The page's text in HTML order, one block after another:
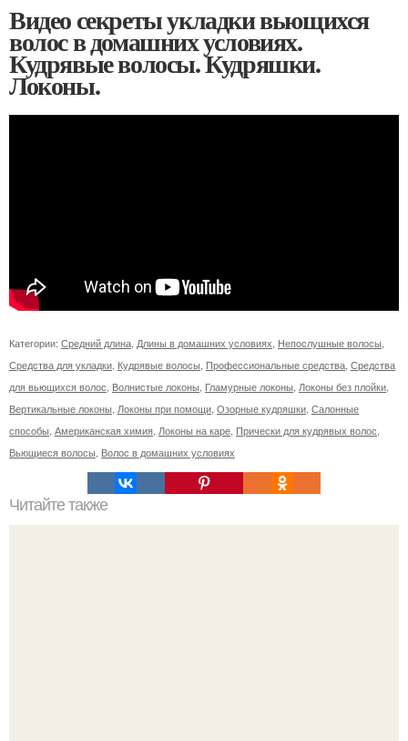
Видео секреты укладки вьющихся
волос в домашних условиях.
Кудрявые волосы. Кудряшки.
Локоны.
Категории: Средний длина, Длины в домашних условиях, Непослушные волосы,
Средства для укладки, Кудрявые волосы, Профессиональные средства, Средства
для вьющихся волос, Волнистые локоны, Гламурные локоны, Локоны без плойки,
Вертикальные локоны, Локоны при помощи, Озорные кудряшки, Салонные
способы, Американская химия, Локоны на каре, Прически для кудрявых волос,
Вьющиеся волосы, Волос в домашних условиях
Читайте также